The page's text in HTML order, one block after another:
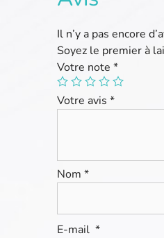
Il n’y a pas encore
Soyez le premier à
Votre note *
Votre avis *
Nom *
E-mail *